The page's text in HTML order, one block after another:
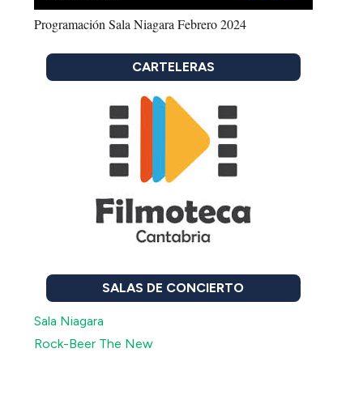
Programación Sala Niagara Febrero 2024
CARTELERAS
SALAS DE CONCIERTO
Sala Niagara
Rock-Beer The New